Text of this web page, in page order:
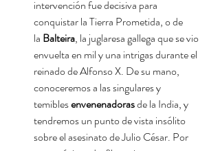
intervención fue decisiva para
conquistar la Tierra Prometida, o de
la Balteira, la juglaresa gallega que se vio
envuelta en mil y una intrigas durante el
reinado de Alfonso X. De su mano,
conoceremos a las singulares y
temiblesenvenenadorasde la India, y
tendremos un punto de vista insólito
sobre el asesinato de Julio César. Por